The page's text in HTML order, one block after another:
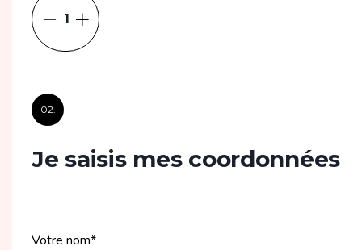
1
02.
Je saisis mes coordonnées
Votre nom*